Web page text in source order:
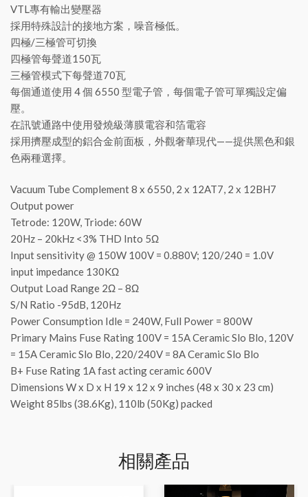
VTL專有輸出變壓器
採用特殊設計的接地方案，噪音極低。
四極/三極管可切換
四極管每聲道150瓦
三極管模式下每聲道70瓦
每個通道使用 4 個 6550 型電子管，每個電子管可單獨設定偏
壓。
在訊號通路中使用發燒級薄膜電容和箔電容
採用擠壓成型的鋁合金前面板，外觀奢華現代——提供黑色和銀
色兩種選擇。
Vacuum Tube Complement 8 x 6550, 2 x 12AT7, 2 x 12BH7
Output power
Tetrode: 120W, Triode: 60W
20Hz – 20kHz <3% THD Into 5Ω
Input sensitivity @ 150W 100V = 0.880V; 120/240 = 1.0V
input impedance 130KΩ
Output Load Range 2Ω – 8Ω
S/N Ratio -95dB, 120Hz
Power Consumption Idle = 240W, Full Power = 800W
Primary Mains Fuse Rating 100V = 15A Ceramic Slo Blo, 120V
= 15A Ceramic Slo Blo, 220/240V = 8A Ceramic Slo Blo
B+ Fuse Rating 1A fast acting ceramic 600V
Dimensions W x D x H 19 x 12 x 9 inches (48 x 30 x 23 cm)
Weight 85lbs (38.6Kg), 110lb (50Kg) packed
相關產品